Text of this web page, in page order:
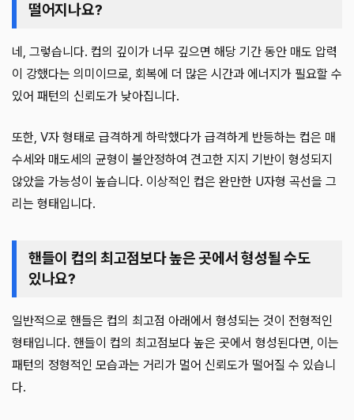
떨어지나요?
네, 그렇습니다. 컵의 깊이가 너무 깊으면 해당 기간 동안 매도 압력
이 강했다는 의미이므로, 회복에 더 많은 시간과 에너지가 필요할 수
있어 패턴의 신뢰도가 낮아집니다.
또한, V자 형태로 급격하게 하락했다가 급격하게 반등하는 컵은 매
수세와 매도세의 균형이 불안정하여 견고한 지지 기반이 형성되지
않았을 가능성이 높습니다. 이상적인 컵은 완만한 U자형 곡선을 그
리는 형태입니다.
핸들이 컵의 최고점보다 높은 곳에서 형성될 수도
있나요?
일반적으로 핸들은 컵의 최고점 아래에서 형성되는 것이 전형적인
형태입니다. 핸들이 컵의 최고점보다 높은 곳에서 형성된다면, 이는
패턴의 정형적인 모습과는 거리가 멀어 신뢰도가 떨어질 수 있습니
다.